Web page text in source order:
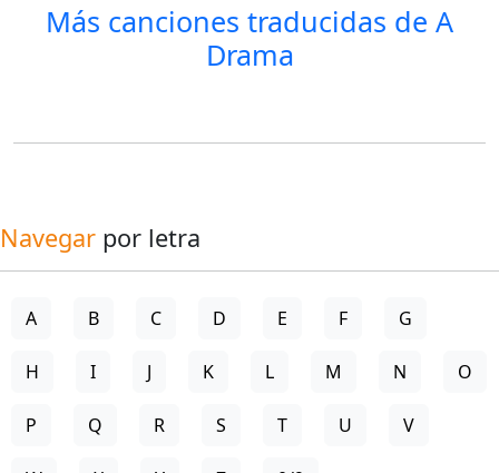
Más canciones traducidas de A
Drama
Navegar por letra
A B C D E F G
H I J K L M N O
P Q R S T U V